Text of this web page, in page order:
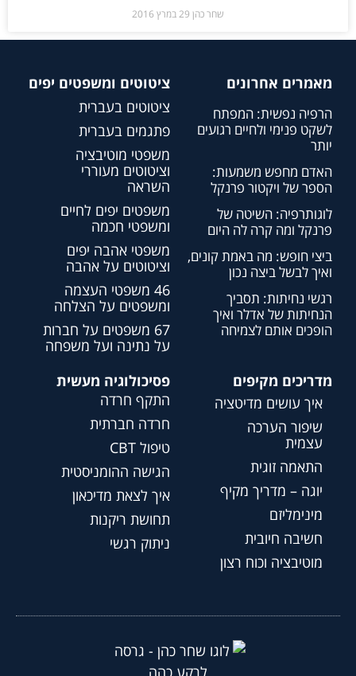
שחר כהן 29 במרץ 2016
מאמרים אחרונים
הרפיה נפשית: המפתח
לשקט פנימי ולחיים רגועים
יותר
האדם מחפש משמעות:
הספר של ויקטור פרנקל
לוגותרפיה: השיטה של
פרנקל ומה קרה לה היום
ביצי חופש: מה באמת קונים,
ואיך לבשל ביצה נכון
רגשי נחיתות: תסביך
הנחיתות של אדלר ואיך
הופכים אותם לצמיחה
ציטוטים ומשפטים יפים
ציטוטים בעברית
פתגמים בעברית
משפטי מוטיבציה
וציטוטים מעוררי
השראה
משפטים יפים לחיים
ומשפטי חכמה
משפטי אהבה יפים
וציטוטים על אהבה
46 משפטי העצמה
ומשפטים על הצלחה
67 משפטים על חברות
על נתינה ועל משפחה
מדריכים מקיפים
איך עושים מדיטציה
שיפור הערכה
עצמית
התאמה זוגית
יוגה – מדריך מקיף
מינימליזם
חשיבה חיובית
מוטיבציה וכוח רצון
פסיכולוגיה מעשית
התקף חרדה
חרדה חברתית
טיפול CBT
הגישה ההומניסטית
איך לצאת מדיכאון
תחושת ריקנות
ניתוק רגשי